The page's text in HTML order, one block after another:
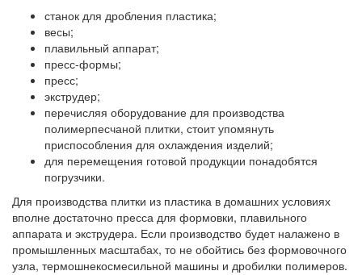
станок для дробления пластика;
весы;
плавильный аппарат;
пресс-формы;
пресс;
экструдер;
перечисляя оборудование для производства
полимерпесчаной плитки, стоит упомянуть
приспособления для охлаждения изделий;
для перемещения готовой продукции понадобятся
погрузчики.
Для производства плитки из пластика в домашних условиях
вполне достаточно пресса для формовки, плавильного
аппарата и экструдера. Если производство будет налажено в
промышленных масштабах, то не обойтись без формовочного
узла, термошнекосмесильной машины и дробилки полимеров.